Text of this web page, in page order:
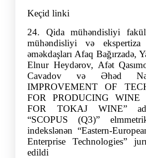
Keçid linki
24.
Qida mühəndisliyi
mühəndisliyi və ekspertiza
əməkdaşları Afaq Bağırzadə,
Elnur Heydərov, Afət
Cavadov və Əhəd
IMPROVEMENT OF
FOR PRODUCING WINE
FOR TOKAJ WINE”
“SCOPUS (Q3)”
indekslənən “Eastern-
Enterprise Technologies”
edildi